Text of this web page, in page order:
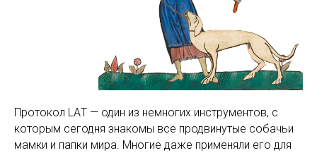
Протокол LAТ — один из немногих инструментов, с
которым сегодня знакомы все продвинутые собачьи
мамки и папки мира. Многие даже применяли его для